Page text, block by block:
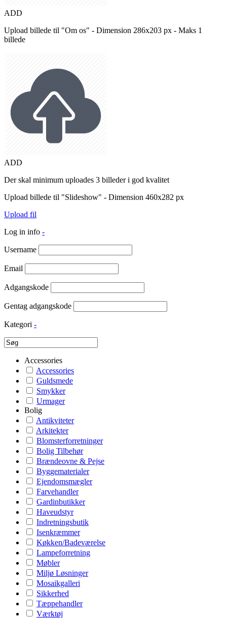
ADD
Upload billede til "Om os" - Dimension 286x203 px - Maks 1
billede
ADD
Der skal minimum uploades 3 billeder i god kvalitet
Upload billede til "Slideshow" - Dimension 460x282 px
Upload fil
Log in info -
Username
Email
Adgangskode
Gentag adgangskode
Kategori -
Accessories
Accessories
Guldsmede
Smykker
Urmager
Bolig
Antikviteter
Arkitekter
Blomsterforretninger
Bolig Tilbehør
Brændeovne & Pejse
Byggematerialer
Ejendomsmægler
Farvehandler
Gardinbutikker
Haveudstyr
Indretningsbutik
Isenkræmmer
Køkken/Badeværelse
Lampeforretning
Møbler
Miljø Løsninger
Mosaikgalleri
Sikkerhed
Tæppehandler
Værktøj